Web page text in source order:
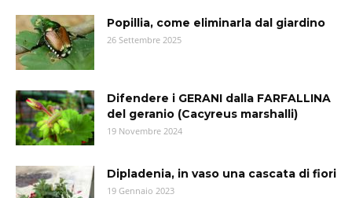
Popillia, come eliminarla dal giardino
26 Settembre 2025
Difendere i GERANI dalla FARFALLINA
del geranio (Cacyreus marshalli)
19 Novembre 2024
Dipladenia, in vaso una cascata di fiori
19 Gennaio 2023